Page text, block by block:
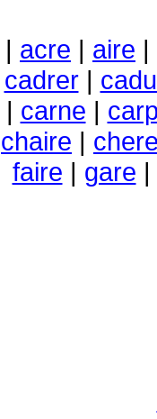
| acre | aire |
cadrer|
| carne |
chaire | chere
faire | gare |